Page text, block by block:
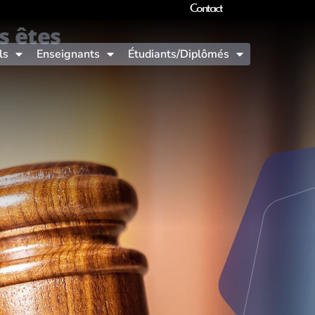
Contact
êtes
Enseignants Étudiants/Diplômés